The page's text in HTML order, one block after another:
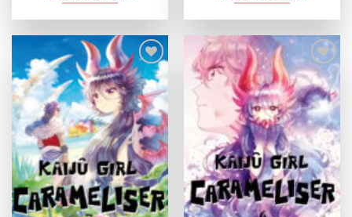
Ajouter
à la
wishlist
Ajouter
à la
wishlist